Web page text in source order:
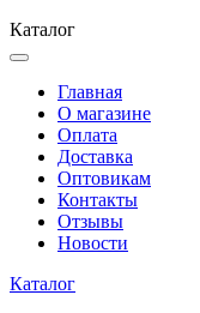
Каталог
Главная
О магазине
Оплата
Доставка
Оптовикам
Контакты
Отзывы
Новости
Каталог